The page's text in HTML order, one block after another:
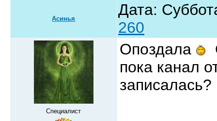
Асинья
Дата:
260
Специалист
Опоздала
пока канал
записалась?